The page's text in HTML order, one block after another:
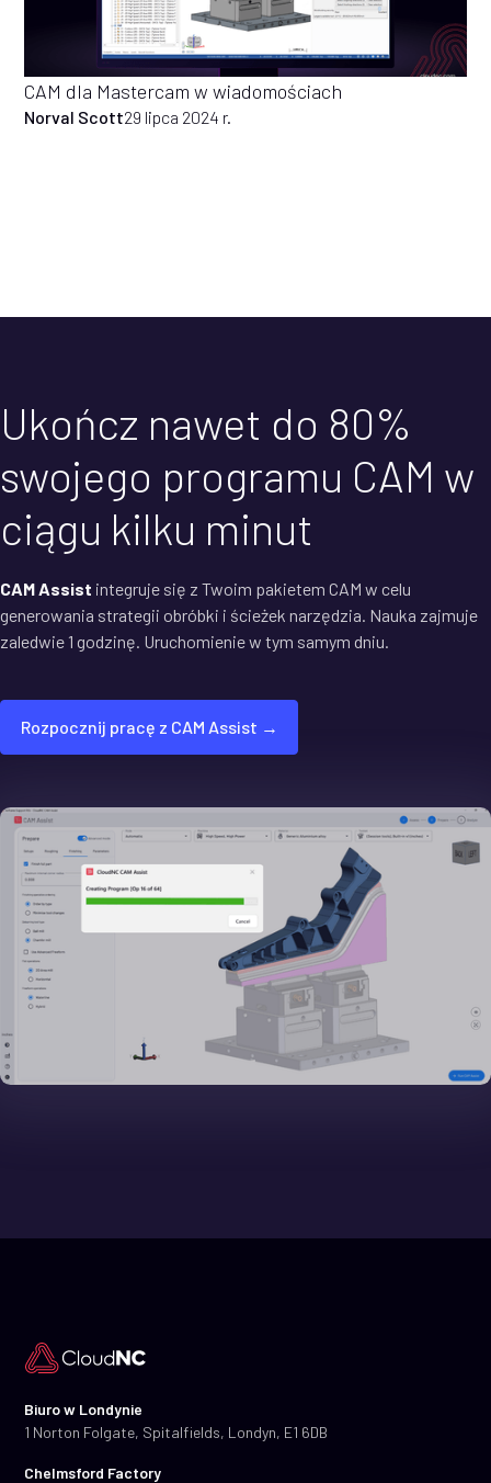
CAM dla Mastercam w wiadomościach
Norval Scott29 lipca 2024 r.
Ukończ nawet do 80%
swojego programu CAM w
ciągu kilku minut
CAM Assist integruje się z Twoim pakietem CAM w celu
generowania strategii obróbki i ścieżek narzędzia. Nauka zajmuje
zaledwie 1 godzinę. Uruchomienie w tym samym dniu.
Rozpocznij pracę z CAM Assist →
Biuro w Londynie
1 Norton Folgate, Spitalfields, Londyn, E1 6DB
Chelmsford Factory